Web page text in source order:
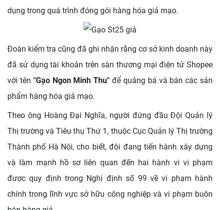
dụng trong quá trình đóng gói hàng hóa giả mạo.
Đoàn kiểm tra cũng đã ghi nhận rằng cơ sở kinh doanh này
đã sử dụng tài khoản trên sàn thương mại điện tử Shopee
với tên "Gạo Ngon Minh Thu" để quảng bá và bán các sản
phẩm hàng hóa giả mạo.
Theo ông Hoàng Đại Nghĩa, người đứng đầu Đội Quản lý
Thị trường và Tiêu thụ Thứ 1, thuộc Cục Quản lý Thị trường
Thành phố Hà Nội, cho biết, đội đang tiến hành xây dựng
và làm mạnh hồ sơ liên quan đến hai hành vi vi phạm
được quy định trong Nghị định số 99 về vi phạm hành
chính trong lĩnh vực sở hữu công nghiệp và vi phạm buôn